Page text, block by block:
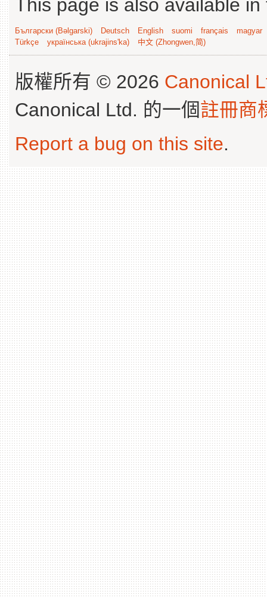
This page is also available
Български (Bəlgarski) Deutsch English suomi français
magyar
Türkçe
українська (ukrajins'ka) 中文 (Zhongwen,简)
版權所有 © 2026 Canonical
Canonical Ltd. 的一個註冊商
Report a bug on this site.